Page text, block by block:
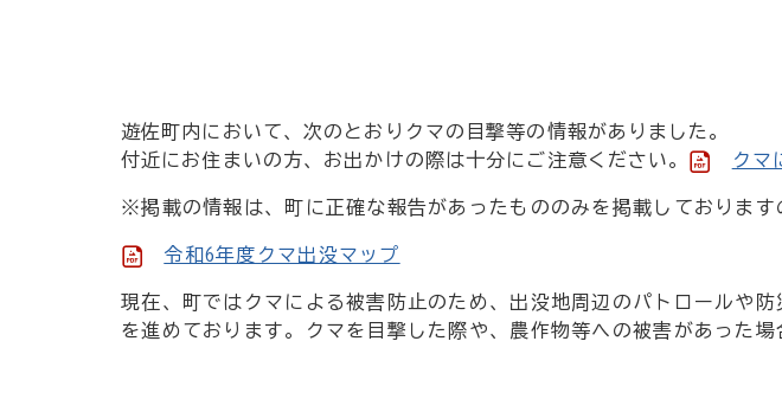
遊佐町内において、次のとおりクマの目撃等の情報がありました。
付近にお住まいの方、お出かけの際は十分にご注意ください。
クマ
※掲載の情報は、町に正確な報告があったもののみを掲載しております
令和6年度クマ出没マップ
現在、町ではクマによる被害防止のため、出没地周辺のパトロールや
を進めております。クマを目撃した際や、農作物等への被害があった